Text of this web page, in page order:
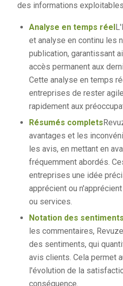
des informations
Analyse en temps réel
et analyse en continu les
publication, garantissant
accès permanent aux
Cette analyse en temps
entreprises de rester
rapidement aux
Résumés complets
avantages et les
les avis, en mettant en
fréquemment abordés.
entreprises une idée
apprécient ou
ou services.
Notation des sentiments
les commentaires,
des sentiments, qui
avis clients. Cela permet
l'évolution de la
conséquence.